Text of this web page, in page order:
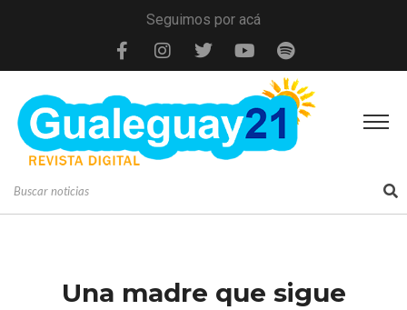
Seguimos por acá
Una madre que sigue